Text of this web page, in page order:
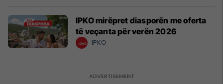
IPKO mirëpret diasporën me oferta
të veçanta për verën 2026
IPKO